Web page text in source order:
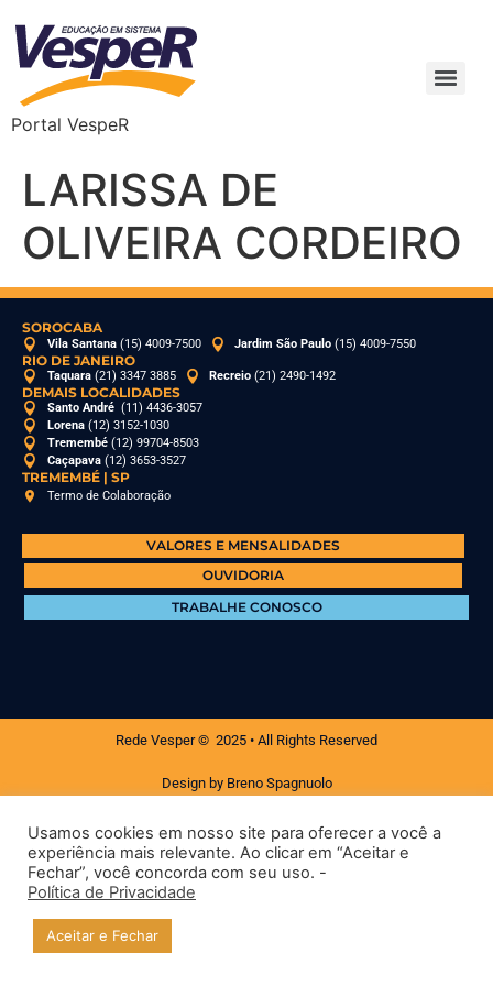
Portal VespeR
LARISSA DE
OLIVEIRA CORDEIRO
SOROCABA
Vila Santana (15) 4009-7500 Jardim São Paulo (15) 4009-7550
RIO DE JANEIRO
Taquara (21) 3347 3885 Recreio (21) 2490-1492
DEMAIS LOCALIDADES
Santo André (11) 4436-3057
Lorena (12) 3152-1030
Tremembé (12) 99704-8503
Caçapava (12) 3653-3527
TREMEMBÉ | SP
Termo de Colaboração
VALORES E MENSALIDADES
OUVIDORIA
TRABALHE CONOSCO
Rede Vesper © 2025 • All Rights Reserved
Design by Breno Spagnuolo
Usamos cookies em nosso site para oferecer a você a
experiência mais relevante. Ao clicar em “Aceitar e
Fechar”, você concorda com seu uso. -
Política de Privacidade
Aceitar e Fechar